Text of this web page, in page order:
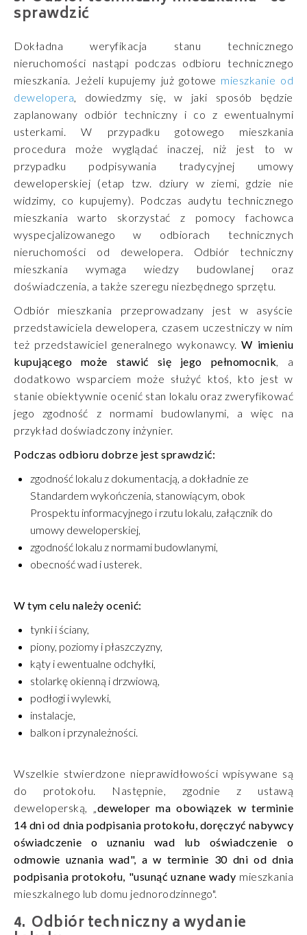
sprawdzić
Dokładna weryfikacja stanu technicznego
nieruchomości nastąpi podczas odbioru technicznego
mieszkania. Jeżeli kupujemy już gotowe mieszkanie od
dewelopera, dowiedzmy się, w jaki sposób będzie
zaplanowany odbiór techniczny i co z ewentualnymi
usterkami. W przypadku gotowego mieszkania
procedura może wyglądać inaczej, niż jest to w
przypadku podpisywania tradycyjnej umowy
deweloperskiej (etap tzw. dziury w ziemi, gdzie nie
widzimy, co kupujemy). Podczas audytu technicznego
mieszkania warto skorzystać z pomocy fachowca
wyspecjalizowanego w odbiorach technicznych
nieruchomości od dewelopera. Odbiór techniczny
mieszkania wymaga wiedzy budowlanej oraz
doświadczenia, a także szeregu niezbędnego sprzętu.
Odbiór mieszkania przeprowadzany jest w asyście
przedstawiciela dewelopera, czasem uczestniczy w nim
też przedstawiciel generalnego wykonawcy.W imieniu
kupującego może stawić się jego pełnomocnik, a
dodatkowo wsparciem może służyć ktoś, kto jest w
stanie obiektywnie ocenić stan lokalu oraz zweryfikować
jego zgodność z normami budowlanymi, a więc na
przykład doświadczony inżynier.
Podczas odbioru dobrze jest sprawdzić:
zgodność lokalu z dokumentacją, a dokładnie ze
Standardem wykończenia, stanowiącym, obok
Prospektu informacyjnego i rzutu lokalu, załącznik do
umowy deweloperskiej,
zgodność lokalu z normami budowlanymi,
obecność wad i usterek.
W tym celu należy ocenić:
tynki i ściany,
piony, poziomy i płaszczyzny,
kąty i ewentualne odchyłki,
stolarkę okienną i drzwiową,
podłogi i wylewki,
instalacje,
balkon i przynależności.
Wszelkie stwierdzone nieprawidłowości wpisywane są
do protokołu. Następnie, zgodnie z ustawą
deweloperską, „deweloper ma obowiązek w terminie
14 dni od dnia podpisania protokołu, doręczyć nabywcy
oświadczenie o uznaniu wad lub oświadczenie o
odmowie uznania wad", a w terminie 30 dni od dnia
podpisania protokołu, "usunąć uznane wady mieszkania
mieszkalnego lub domu jednorodzinnego".
Odbiór techniczny a wydanie